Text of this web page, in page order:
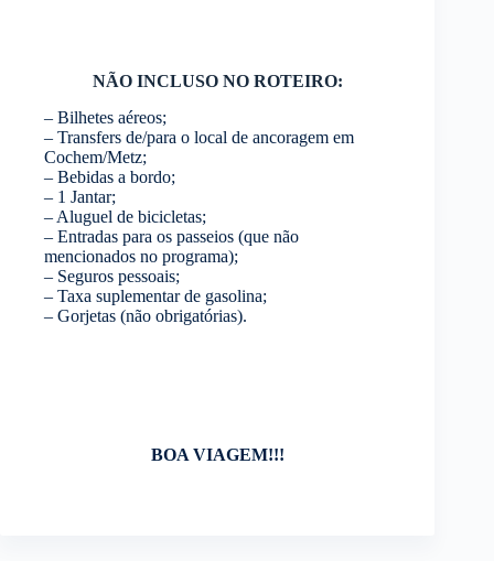
NÃO INCLUSO NO ROTEIRO:
– Bilhetes aéreos;
– Transfers de/para o local de ancoragem em
Cochem/Metz;
– Bebidas a bordo;
– 1 Jantar;
– Aluguel de bicicletas;
– Entradas para os passeios (que não
mencionados no programa);
– Seguros pessoais;
– Taxa suplementar de gasolina;
– Gorjetas (não obrigatórias).
BOA VIAGEM!!!